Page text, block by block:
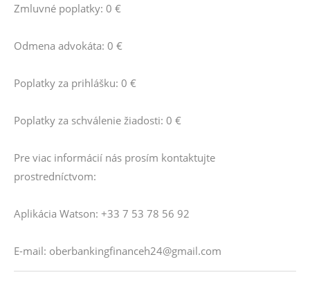
Zmluvné poplatky: 0 €
Odmena advokáta: 0 €
Poplatky za prihlášku: 0 €
Poplatky za schválenie žiadosti: 0 €
Pre viac informácií nás prosím kontaktujte
prostredníctvom:
Aplikácia Watson: +33 7 53 78 56 92
E-mail: oberbankingfinanceh24@gmail.com